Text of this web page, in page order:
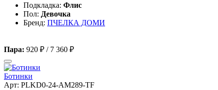
Подкладка: Флис
Пол: Девочка
Бренд: ПЧЕЛКА ДОМИ
Пара: 920 ₽ / 7 360 ₽
Ботинки
Арт: PLKD0-24-AM289-TF